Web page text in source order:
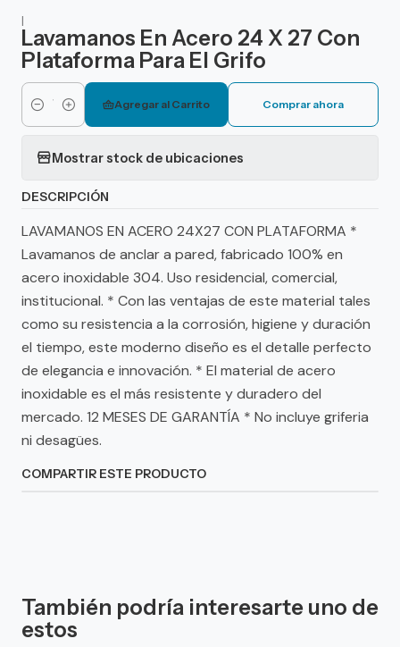
|
Lavamanos En Acero 24 X 27 Con
Plataforma Para El Grifo
Cantidad
Agregar al Carrito Comprar ahora
Mostrar stock de ubicaciones
DESCRIPCIÓN
LAVAMANOS EN ACERO 24X27 CON PLATAFORMA *
Lavamanos de anclar a pared, fabricado 100% en
acero inoxidable 304. Uso residencial, comercial,
institucional. * Con las ventajas de este material tales
como su resistencia a la corrosión, higiene y duración
el tiempo, este moderno diseño es el detalle perfecto
de elegancia e innovación. * El material de acero
inoxidable es el más resistente y duradero del
mercado. 12 MESES DE GARANTÍA * No incluye griferia
ni desagües.
COMPARTIR ESTE PRODUCTO
También podría interesarte uno de
estos